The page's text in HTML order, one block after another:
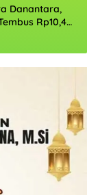
Danantara,
Rp10,4